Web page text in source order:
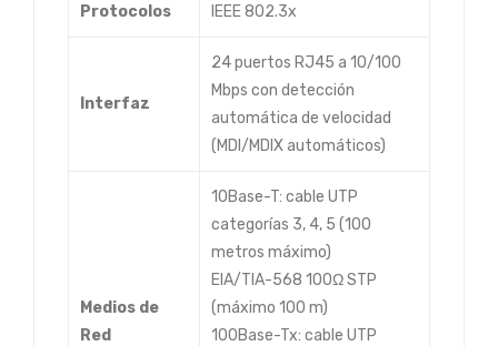
Protocolos
IEEE 802.3x
Interfaz
24 puertos RJ45 a 10/100
Mbps con detección
automática de velocidad
(MDI/MDIX automáticos)
Medios de
Red
10Base-T: cable UTP
categorías 3, 4, 5 (100
metros máximo)
EIA/TIA-568 100Ω STP
(máximo 100 m)
100Base-Tx: cable UTP